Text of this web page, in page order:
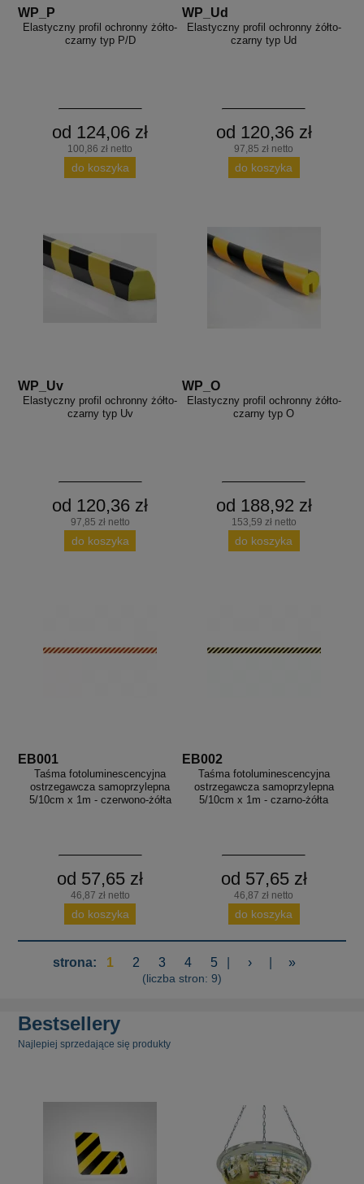
WP_P
Elastyczny profil ochronny żółto-
czarny typ P/D
od 124,06 zł
100,86 zł netto
do koszyka
WP_Ud
Elastyczny profil ochronny żółto-
czarny typ Ud
od 120,36 zł
97,85 zł netto
do koszyka
WP_Uv
Elastyczny profil ochronny żółto-
czarny typ Uv
od 120,36 zł
97,85 zł netto
do koszyka
WP_O
Elastyczny profil ochronny żółto-
czarny typ O
od 188,92 zł
153,59 zł netto
do koszyka
EB001
Taśma fotoluminescencyjna
ostrzegawcza samoprzylepna
5/10cm x 1m - czerwono-żółta
od 57,65 zł
46,87 zł netto
do koszyka
EB002
Taśma fotoluminescencyjna
ostrzegawcza samoprzylepna
5/10cm x 1m - czarno-żółta
od 57,65 zł
46,87 zł netto
do koszyka
strona: 1 2 3 4 5 › »
(liczba stron: 9)
Bestsellery
Najlepiej sprzedające się produkty